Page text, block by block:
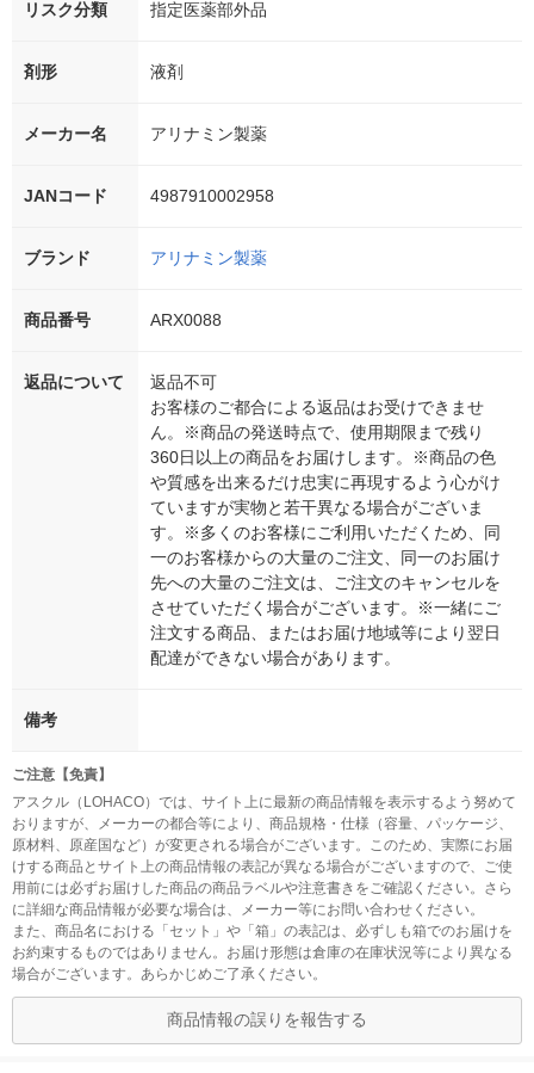
リスク分類 指定医薬部外品
剤形 液剤
メーカー名 アリナミン製薬
JANコード 4987910002958
ブランド アリナミン製薬
商品番号 ARX0088
返品について
返品不可
お客様のご都合による返品はお受けできませ
ん。※商品の発送時点で、使用期限まで残り
360日以上の商品をお届けします。※商品の色
や質感を出来るだけ忠実に再現するよう心がけ
ていますが実物と若干異なる場合がございま
す。※多くのお客様にご利用いただくため、同
一のお客様からの大量のご注文、同一のお届け
先への大量のご注文は、ご注文のキャンセルを
させていただく場合がございます。※一緒にご
注文する商品、またはお届け地域等により翌日
配達ができない場合があります。
備考
ご注意【免責】
アスクル（LOHACO）では、サイト上に最新の商品情報を表示するよう努めて
おりますが、メーカーの都合等により、商品規格・仕様（容量、パッケージ、
原材料、原産国など）が変更される場合がございます。このため、実際にお届
けする商品とサイト上の商品情報の表記が異なる場合がございますので、ご使
用前には必ずお届けした商品の商品ラベルや注意書きをご確認ください。さら
に詳細な商品情報が必要な場合は、メーカー等にお問い合わせください。
また、商品名における「セット」や「箱」の表記は、必ずしも箱でのお届けを
お約束するものではありません。お届け形態は倉庫の在庫状況等により異なる
場合がございます。あらかじめご了承ください。
商品情報の誤りを報告する